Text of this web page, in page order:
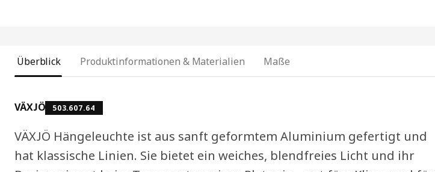
Überblick Produktinformationen & Materialien Maße
VÄXJÖ 503.607.64
VÄXJÖ Hängeleuchte ist aus sanft geformtem Aluminium gefertigt und
hat klassische Linien. Sie bietet ein weiches, blendfreies Licht und ihr